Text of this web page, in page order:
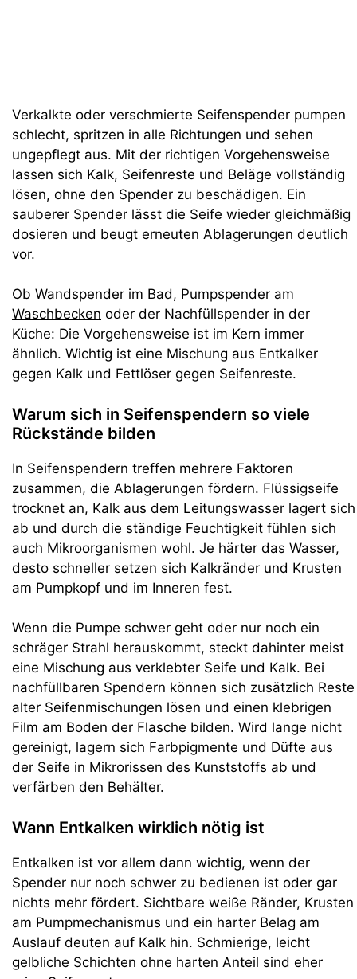
Verkalkte oder verschmierte Seifenspender pumpen
schlecht, spritzen in alle Richtungen und sehen
ungepflegt aus. Mit der richtigen Vorgehensweise
lassen sich Kalk, Seifenreste und Beläge vollständig
lösen, ohne den Spender zu beschädigen. Ein
sauberer Spender lässt die Seife wieder gleichmäßig
dosieren und beugt erneuten Ablagerungen deutlich
vor.
Ob Wandspender im Bad, Pumpspender am
Waschbecken oder der Nachfüllspender in der
Küche: Die Vorgehensweise ist im Kern immer
ähnlich. Wichtig ist eine Mischung aus Entkalker
gegen Kalk und Fettlöser gegen Seifenreste.
Warum sich in Seifenspendern so viele
Rückstände bilden
In Seifenspendern treffen mehrere Faktoren
zusammen, die Ablagerungen fördern. Flüssigseife
trocknet an, Kalk aus dem Leitungswasser lagert sich
ab und durch die ständige Feuchtigkeit fühlen sich
auch Mikroorganismen wohl. Je härter das Wasser,
desto schneller setzen sich Kalkränder und Krusten
am Pumpkopf und im Inneren fest.
Wenn die Pumpe schwer geht oder nur noch ein
schräger Strahl herauskommt, steckt dahinter meist
eine Mischung aus verklebter Seife und Kalk. Bei
nachfüllbaren Spendern können sich zusätzlich Reste
alter Seifenmischungen lösen und einen klebrigen
Film am Boden der Flasche bilden. Wird lange nicht
gereinigt, lagern sich Farbpigmente und Düfte aus
der Seife in Mikrorissen des Kunststoffs ab und
verfärben den Behälter.
Wann Entkalken wirklich nötig ist
Entkalken ist vor allem dann wichtig, wenn der
Spender nur noch schwer zu bedienen ist oder gar
nichts mehr fördert. Sichtbare weiße Ränder, Krusten
am Pumpmechanismus und ein harter Belag am
Auslauf deuten auf Kalk hin. Schmierige, leicht
gelbliche Schichten ohne harten Anteil sind eher